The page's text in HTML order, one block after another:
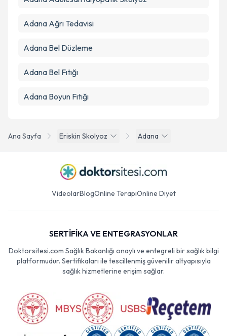
Ana Sayfa Eriskin Skolyoz Adana
Adana Ağrı Tedavisi
Adana Bel Düzleme
Adana Bel Fıtığı
Adana Boyun Fıtığı
VideolarBlogOnline TerapiOnline Diyet
SERTİFİKA VE ENTEGRASYONLAR
Doktorsitesi.com Sağlık Bakanlığı onaylı ve entegreli bir sağlık bilgi
platformudur. Sertifikaları ile tescillenmiş güvenilir altyapısıyla
sağlık hizmetlerine erişim sağlar.